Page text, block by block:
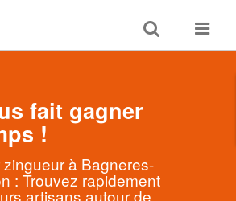
Toggle
search
Toggle
fait gagner
!
à Bagneres-
: Trouvez rapidement
artisans autour de